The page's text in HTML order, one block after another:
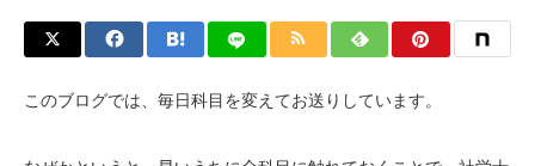
このブログでは、毎日科目を変えてお送りしています。